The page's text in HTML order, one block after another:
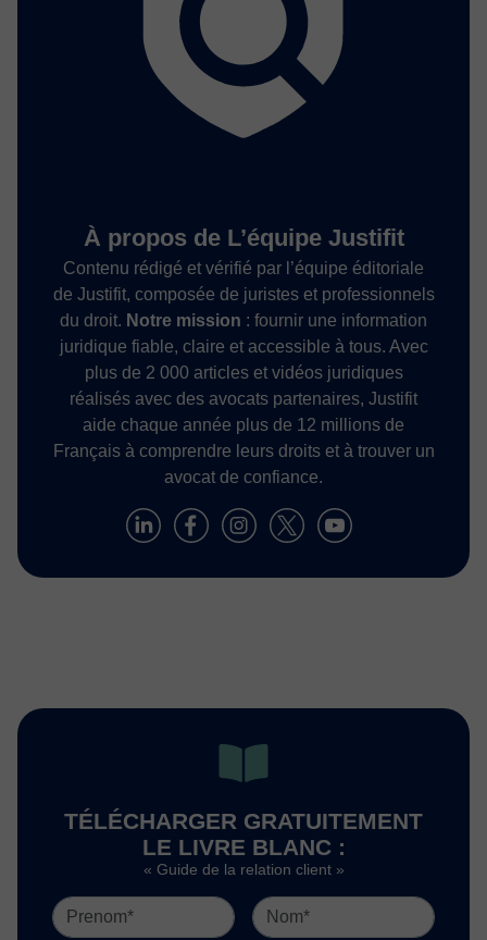
À propos de L’équipe Justifit
Contenu rédigé et vérifié par l’équipe éditoriale
de Justifit, composée de juristes et professionnels
du droit. Notre mission : fournir une information
juridique fiable, claire et accessible à tous. Avec
plus de 2 000 articles et vidéos juridiques
réalisés avec des avocats partenaires, Justifit
aide chaque année plus de 12 millions de
Français à comprendre leurs droits et à trouver un
avocat de confiance.
TÉLÉCHARGER GRATUITEMENT
LE LIVRE BLANC :
« Guide de la relation client »